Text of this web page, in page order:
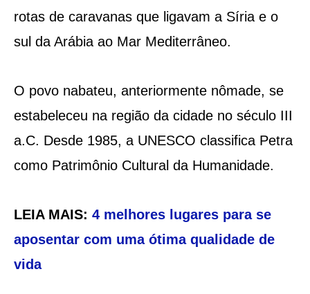
rotas de caravanas que ligavam a Síria e o
sul da Arábia ao Mar Mediterrâneo.
O povo nabateu, anteriormente nômade, se
estabeleceu na região da cidade no século III
a.C. Desde 1985, a UNESCO classifica Petra
como Patrimônio Cultural da Humanidade.
LEIA MAIS: 4 melhores lugares para se
aposentar com uma ótima qualidade de
vida